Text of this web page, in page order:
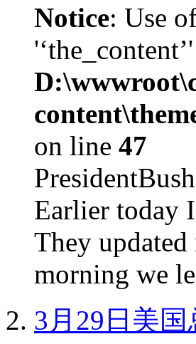
Notice: Use
on line 47
Earlier today
They
morning we
3月29日美